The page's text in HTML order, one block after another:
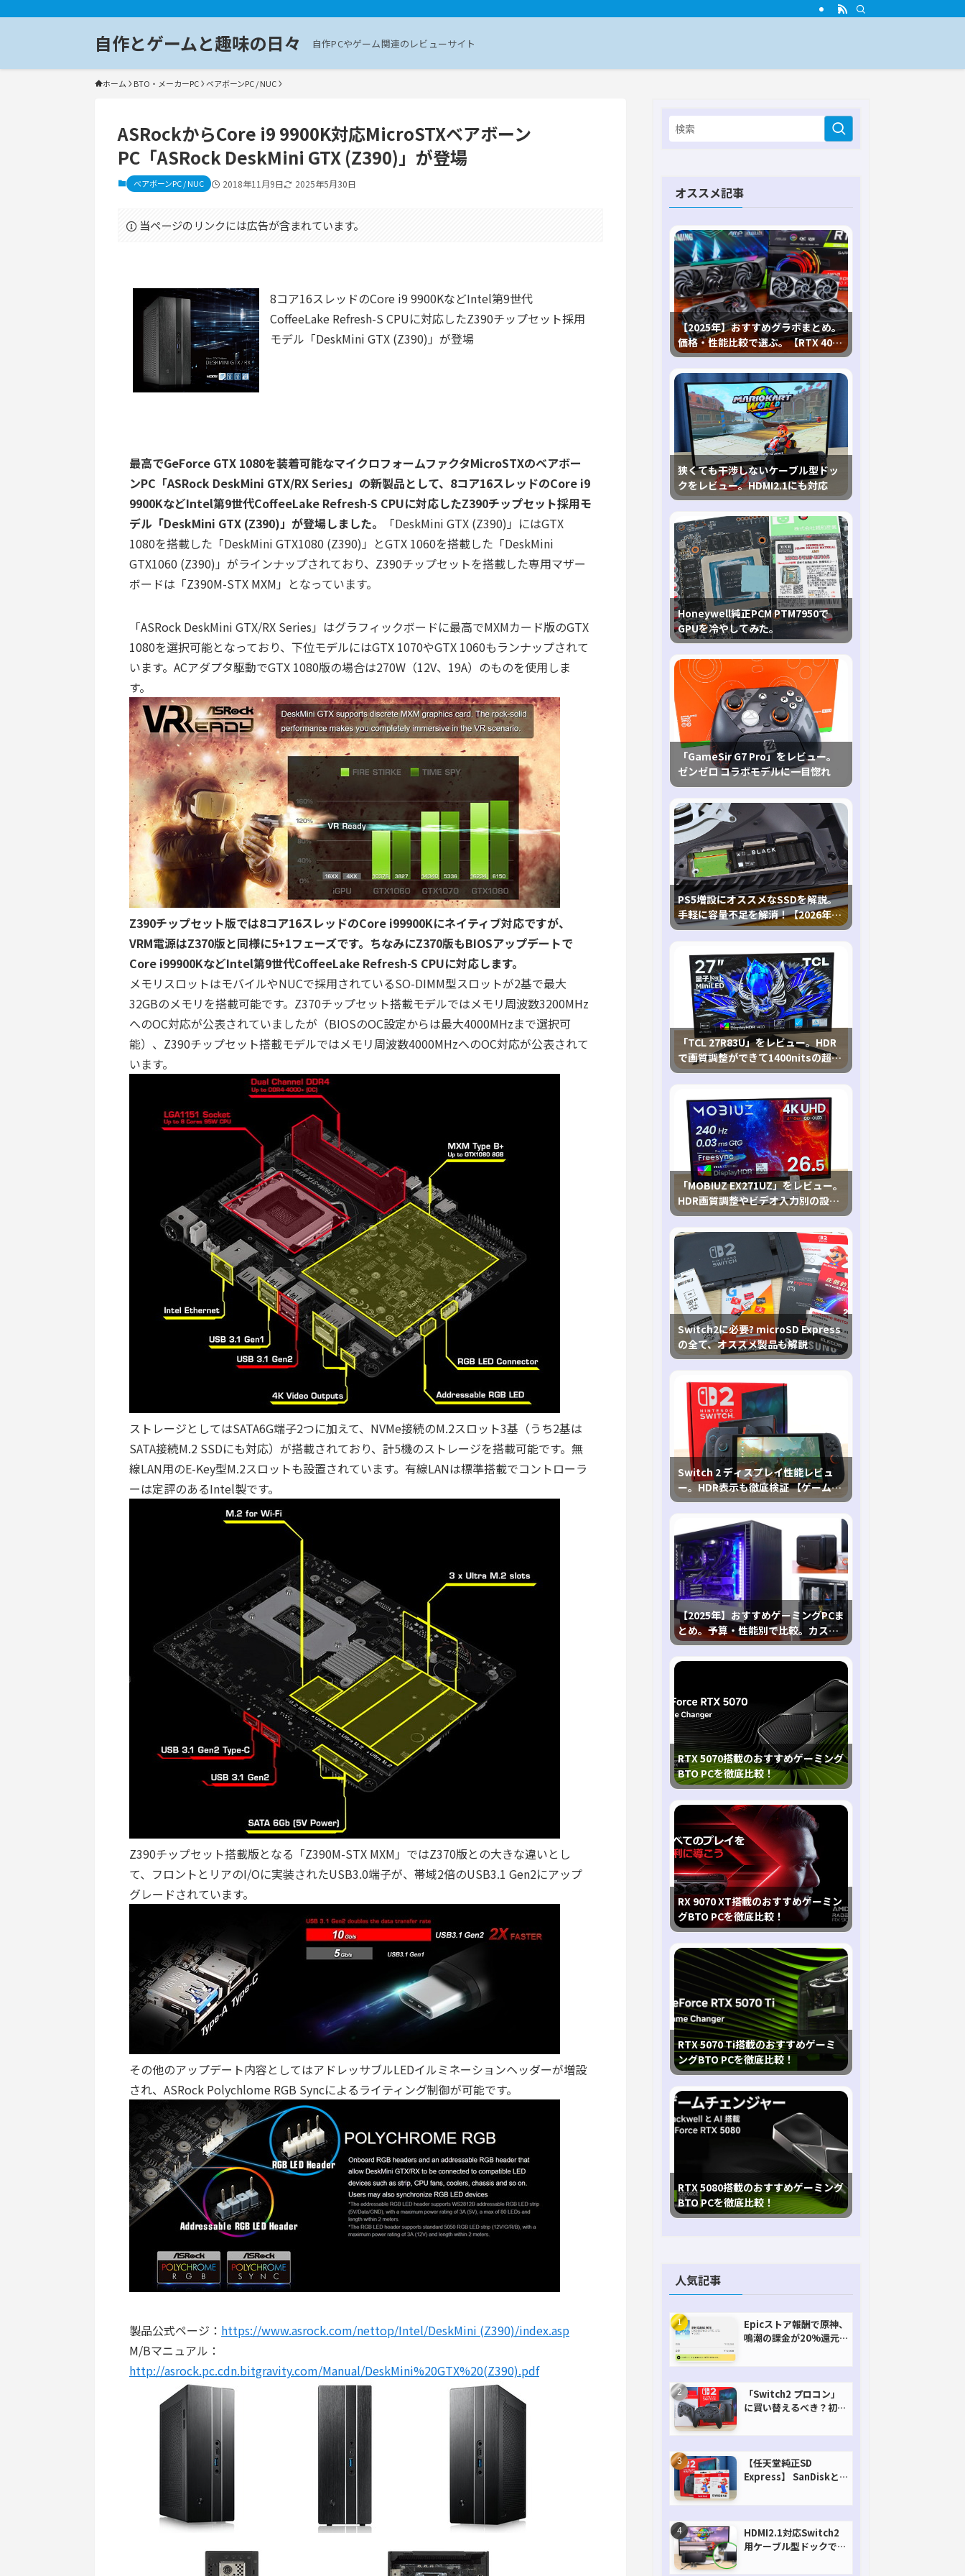
自作とゲームと趣味の日々 自作PCやゲーム関連のレビューサイト
ホーム BTO・メーカーPC ベアボーンPC / NUC
ASRockからCore i9 9900K対応MicroSTXベアボーン
PC「ASRock DeskMini GTX (Z390)」が登場
ベアボーンPC / NUC 2018年11月9日 2025年5月30日
当ページのリンクには広告が含まれています。
8コア16スレッドのCore i9 9900KなどIntel第9世代
CoffeeLake Refresh-S CPUに対応したZ390チップセット採用
モデル「DeskMini GTX (Z390)」が登場
最高でGeForce GTX 1080を装着可能なマイクロフォームファクタMicroSTXのベアボー
ンPC「ASRock DeskMini GTX/RX Series」の新製品として、8コア16スレッドのCore i9
9900KなどIntel第9世代CoffeeLake Refresh-S CPUに対応したZ390チップセット採用モ
デル「DeskMini GTX (Z390)」が登場しました。
「DeskMini GTX (Z390)」にはGTX
1080を搭載した「DeskMini GTX1080 (Z390)」とGTX 1060を搭載した「DeskMini
GTX1060 (Z390)」がラインナップされており、Z390チップセットを搭載した専用マザー
ボードは「Z390M-STX MXM」となっています。
「ASRock DeskMini GTX/RX Series」はグラフィックボードに最高でMXMカード版のGTX
1080を選択可能となっており、下位モデルにはGTX 1070やGTX 1060もランナップされて
います。ACアダプタ駆動でGTX 1080版の場合は270W（12V、19A）のものを使用しま
す。
Z390チップセット版では8コア16スレッドのCore i99900Kにネイティブ対応ですが、
VRM電源はZ370版と同様に5+1フェーズです。ちなみにZ370版もBIOSアップデートで
Core i99900KなどIntel第9世代CoffeeLake Refresh-S CPUに対応します。
メモリスロットはモバイルやNUCで採用されているSO-DIMM型スロットが2基で最大
32GBのメモリを搭載可能です。Z370チップセット搭載モデルではメモリ周波数3200MHz
へのOC対応が公表されていましたが（BIOSのOC設定からは最大4000MHzまで選択可
能）、Z390チップセット搭載モデルではメモリ周波数4000MHzへのOC対応が公表されて
います。
ストレージとしてはSATA6G端子2つに加えて、NVMe接続のM.2スロット3基（うち2基は
SATA接続M.2 SSDにも対応）が搭載されており、計5機のストレージを搭載可能です。無
線LAN用のE-Key型M.2スロットも設置されています。有線LANは標準搭載でコントローラ
ーは定評のあるIntel製です。
Z390チップセット搭載版となる「Z390M-STX MXM」ではZ370版との大きな違いとし
て、フロントとリアのI/Oに実装されたUSB3.0端子が、帯域2倍のUSB3.1 Gen2にアップ
グレードされています。
その他のアップデート内容としてはアドレッサブルLEDイルミネーションヘッダーが増設
され、ASRock Polychlome RGB Syncによるライティング制御が可能です。
製品公式ページ： https://www.asrock.com/nettop/Intel/DeskMini (Z390)/index.asp
M/Bマニュアル：
http://asrock.pc.cdn.bitgravity.com/Manual/DeskMini%20GTX%20(Z390).pdf
オススメ記事
【2025年】おすすめグラボまとめ。
価格・性能比較で選ぶ。【RTX 40,
RX 7000各種に対応】
狭くても干渉しないケーブル型ドッ
クをレビュー。HDMI2.1にも対応
Honeywell純正PCM PTM7950で
GPUを冷やしてみた。
「GameSir G7 Pro」をレビュー。
ゼンゼロ コラボモデルに一目惚れ
PS5増設にオススメなSSDを解説。
手軽に容量不足を解消！【2026年最
新、PS5 Proにも対応】
「TCL 27R83U」をレビュー。HDR
で画質調整ができて1400nitsの超高
輝度も発揮！
「MOBIUZ EX271UZ」をレビュー。
HDR画質調整やビデオ入力別の設定
が可能な4K有機ELゲーミングモニタ
を徹底検証
Switch2に必要? microSD Express
の全て、オススメ製品も解説
Switch 2 ディスプレイ性能レビュ
ー。HDR表示も徹底検証 【ゲームに
おけるHDRの未来を切り開く1台！】
【2025年】おすすめゲーミングPCま
とめ。予算・性能別で比較。カスタ
マイズ指南も
RTX 5070搭載のおすすめゲーミング
BTO PCを徹底比較！
RX 9070 XT搭載のおすすめゲーミン
グBTO PCを徹底比較！
RTX 5070 Ti搭載のおすすめゲーミ
ングBTO PCを徹底比較！
RTX 5080搭載のおすすめゲーミング
BTO PCを徹底比較！
人気記事
Epicストア報酬で原神、
鳴潮の課金が20%還元
「Switch2 プロコン」
に買い替えるべき？初代
【任天堂純正SD
Express】 SanDiskと
HDMI2.1対応Switch2
用ケーブル型ドックで省